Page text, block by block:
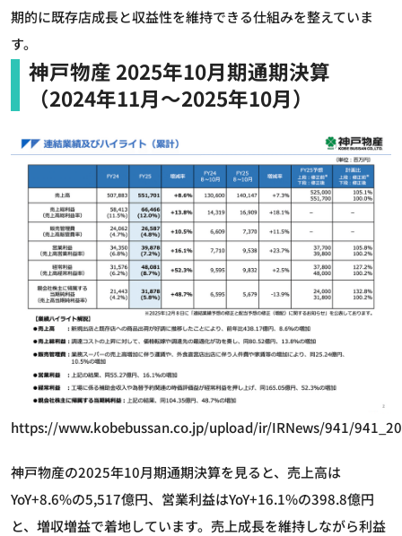
期的に既存店成長と収益性を維持できる仕組みを整えていま
す。
神戸物産 2025年10月期通期決算
（2024年11月～2025年10月）
https://www.kobebussan.co.jp/upload/ir/IRNews/941/
神戸物産の2025年10月期通期決算を見ると、売上高は
YoY+8.6%の5,517億円、営業利益はYoY+16.1%の398.8億円
と、増収増益で着地しています。売上成長を維持しながら利益